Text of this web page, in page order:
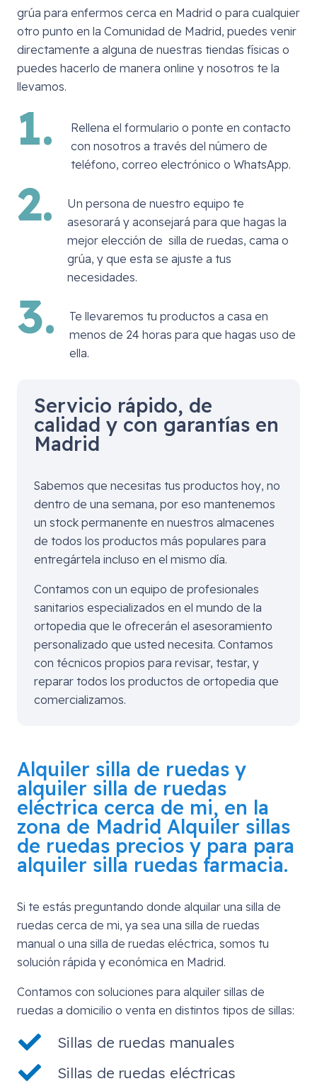
grúa para enfermos cerca en Madrid o para cualquier
otro punto en la Comunidad de Madrid, puedes venir
directamente a alguna de nuestras tiendas físicas o
puedes hacerlo de manera online y nosotros te la
llevamos.
1.
Rellena el formulario o ponte en contacto
con nosotros a través del número de
teléfono, correo electrónico o WhatsApp.
2.
Un persona de nuestro equipo te
asesorará y aconsejará para que hagas la
mejor elección de silla de ruedas, cama o
grúa, y que esta se ajuste a tus
necesidades.
3.
Te llevaremos tu productos a casa en
menos de 24 horas para que hagas uso de
ella.
Servicio rápido, de
calidad y con garantías en
Madrid
Sabemos que necesitas tus productos hoy, no
dentro de una semana, por eso mantenemos
un stock permanente en nuestros almacenes
de todos los productos más populares para
entregártela incluso en el mismo día.
Contamos con un equipo de profesionales
sanitarios especializados en el mundo de la
ortopedia que le ofrecerán el asesoramiento
personalizado que usted necesita. Contamos
con técnicos propios para revisar, testar, y
reparar todos los productos de ortopedia que
comercializamos.
Alquiler silla de ruedas y
alquiler silla de ruedas
eléctrica cerca de mi, en la
zona de Madrid Alquiler sillas
de ruedas precios y para para
alquiler silla ruedas farmacia.
Si te estás preguntando donde alquilar una silla de
ruedas cerca de mi, ya sea una silla de ruedas
manual o una silla de ruedas eléctrica, somos tu
solución rápida y económica en Madrid.
Contamos con soluciones para alquiler sillas de
ruedas a domicilio o venta en distintos tipos de sillas:
Sillas de ruedas manuales
Sillas de ruedas eléctricas